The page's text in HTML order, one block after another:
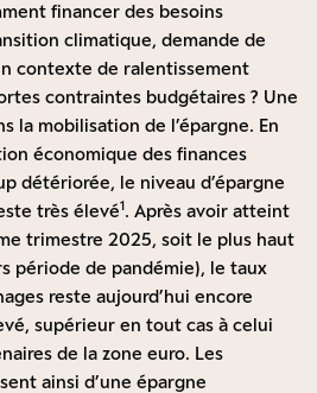
financer des besoins
climatique, demande de
contexte de ralentissement
contraintes budgétaires ? Une
la mobilisation de l’épargne. En
économique des finances
détériorée, le niveau d’épargne
très élevé1. Après avoir atteint
trimestre 2025, soit le plus haut
période de pandémie), le taux
reste aujourd’hui encore
supérieur en tout cas à celui
de la zone euro. Les
ainsi d’une épargne